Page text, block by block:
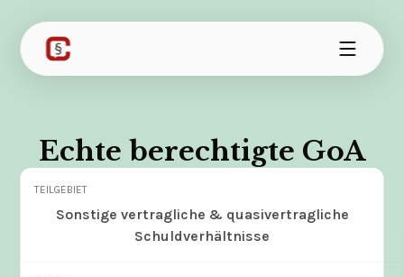
Echte berechtigte GoA
TEILGEBIET
Sonstige vertragliche & quasivertragliche
Schuldverhältnisse